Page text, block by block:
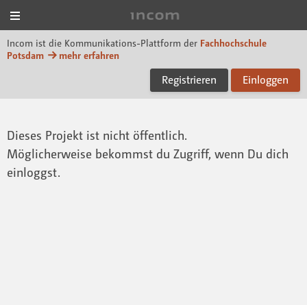
Incom ist die Kommunikations-Plattform der Fachhochschule
Potsdam
mehr erfahren
Registrieren Einloggen
Dieses Projekt ist nicht öffentlich.
Möglicherweise bekommst du Zugriff, wenn Du dich
einloggst.